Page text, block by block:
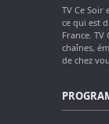
TV Ce
ce qui est
France.
chaînes,
de chez